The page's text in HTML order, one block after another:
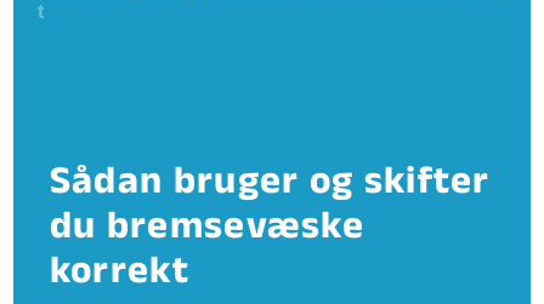
t
Sådan bruger og skifter
du bremsevæske
korrekt